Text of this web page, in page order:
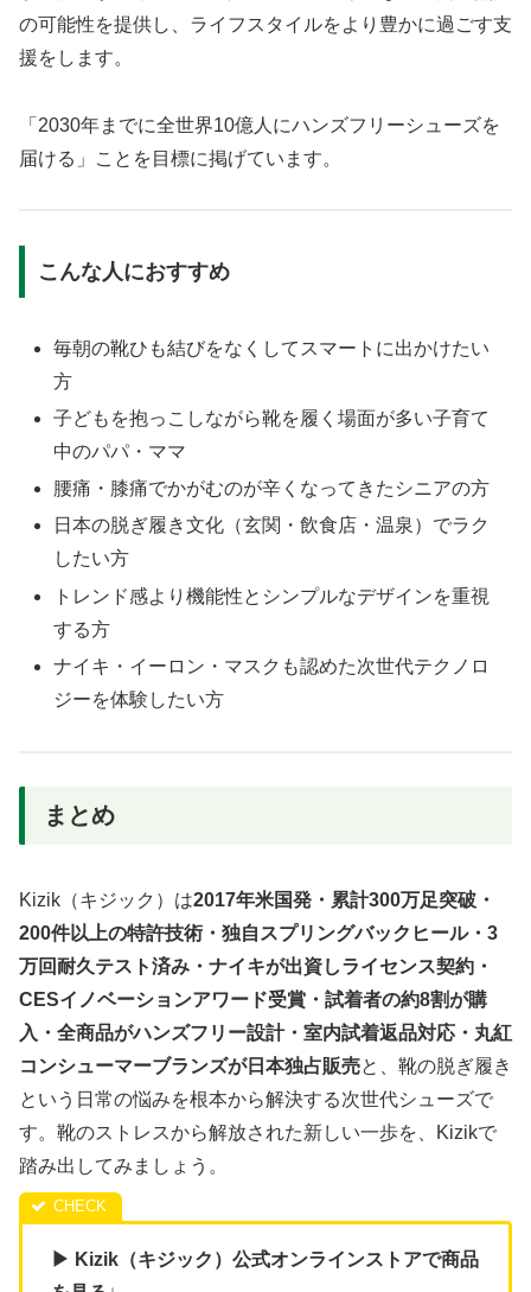
の可能性を提供し、ライフスタイルをより豊かに過ごす支
援をします。
「2030年までに全世界10億人にハンズフリーシューズを
届ける」ことを目標に掲げています。
こんな人におすすめ
毎朝の靴ひも結びをなくしてスマートに出かけたい
方
子どもを抱っこしながら靴を履く場面が多い子育て
中のパパ・ママ
腰痛・膝痛でかがむのが辛くなってきたシニアの方
日本の脱ぎ履き文化（玄関・飲食店・温泉）でラク
したい方
トレンド感より機能性とシンプルなデザインを重視
する方
ナイキ・イーロン・マスクも認めた次世代テクノロ
ジーを体験したい方
まとめ
Kizik（キジック）は2017年米国発・累計300万足突破・
200件以上の特許技術・独自スプリングバックヒール・3
万回耐久テスト済み・ナイキが出資しライセンス契約・
CESイノベーションアワード受賞・試着者の約8割が購
入・全商品がハンズフリー設計・室内試着返品対応・丸紅
コンシューマーブランズが日本独占販売と、靴の脱ぎ履き
という日常の悩みを根本から解決する次世代シューズで
す。靴のストレスから解放された新しい一歩を、Kizikで
踏み出してみましょう。
▶ Kizik（キジック）公式オンラインストアで商品